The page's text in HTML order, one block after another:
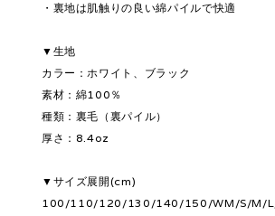
・裏地は肌触りの良い綿パイルで快適
▼生地
カラー：ホワイト、ブラック
素材：綿100％
種類：裏毛（裏パイル）
厚さ：8.4oz
▼サイズ展開(cm)
100/110/120/130/140/150/WM/S/M/